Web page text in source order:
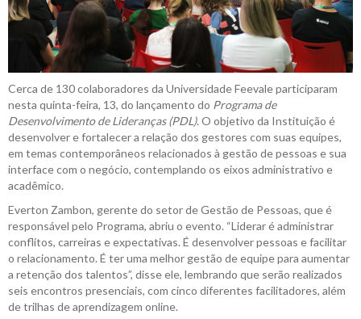
Cerca de 130 colaboradores da Universidade Feevale participaram
nesta quinta-feira, 13, do lançamento do Programa de
Desenvolvimento de Lideranças (PDL). O objetivo da Instituição é
desenvolver e fortalecer a relação dos gestores com suas equipes,
em temas contemporâneos relacionados à gestão de pessoas e sua
interface com o negócio, contemplando os eixos administrativo e
acadêmico.
Everton Zambon, gerente do setor de Gestão de Pessoas, que é
responsável pelo Programa, abriu o evento. “Liderar é administrar
conflitos, carreiras e expectativas. É desenvolver pessoas e facilitar
o relacionamento. É ter uma melhor gestão de equipe para aumentar
a retenção dos talentos”, disse ele, lembrando que serão realizados
seis encontros presenciais, com cinco diferentes facilitadores, além
de trilhas de aprendizagem online.